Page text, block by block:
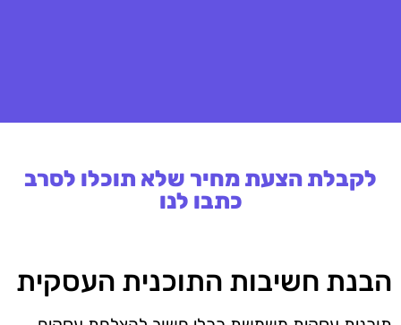
לקבלת הצעת מחיר שלא תוכלו לסרב
כתבו לנו
הבנת חשיבות התוכנית העסקית